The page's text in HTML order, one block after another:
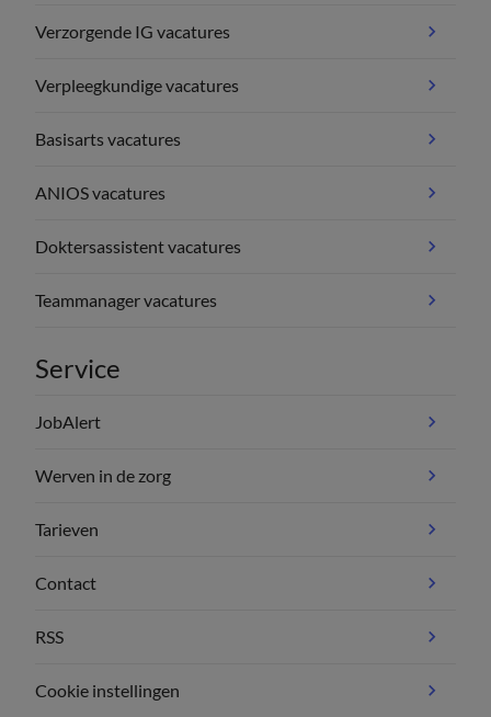
Verzorgende IG vacatures
Verpleegkundige vacatures
Basisarts vacatures
ANIOS vacatures
Doktersassistent vacatures
Teammanager vacatures
Service
JobAlert
Werven in de zorg
Tarieven
Contact
RSS
Cookie instellingen